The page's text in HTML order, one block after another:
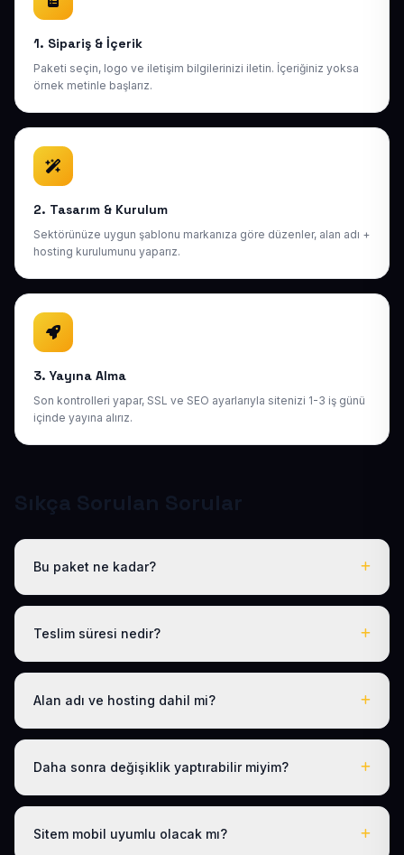
1. Sipariş & İçerik
Paketi seçin, logo ve iletişim bilgilerinizi iletin. İçeriğiniz yoksa
örnek metinle başlarız.
2. Tasarım & Kurulum
Sektörünüze uygun şablonu markanıza göre düzenler, alan adı +
hosting kurulumunu yaparız.
3. Yayına Alma
Son kontrolleri yapar, SSL ve SEO ayarlarıyla sitenizi 1-3 iş günü
içinde yayına alırız.
Sıkça Sorulan Sorular
Bu paket ne kadar?
Tüm sektörel paketlerimiz gibi Hazır Klinik Sitesi de yıllık
adı, hosting, SSL ve temel SEO dahildir; gizli ücret yoktur.
Teslim süresi nedir?
Logo, iletişim ve tanıtım metinlerinizi ilettikten sonra
Alan adı ve hosting dahil mi?
Evet. Yıllık paket ücretine ücretsiz .com.tr alan adı ve
Daha sonra değişiklik yaptırabilir miyim?
Evet. Teslimden sonra ilk 30 gün ücretsiz revizyon
destek sağlıyoruz. Sonraki yıllarda da uygun bakım
Sitem mobil uyumlu olacak mı?